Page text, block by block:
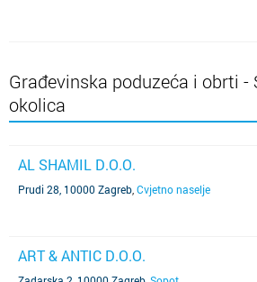
Građevinska poduzeća i obrti -
okolica
AL SHAMIL D.O.O.
Prudi 28, 10000 Zagreb Cvjetno naselje
ART & ANTIC D.O.O.